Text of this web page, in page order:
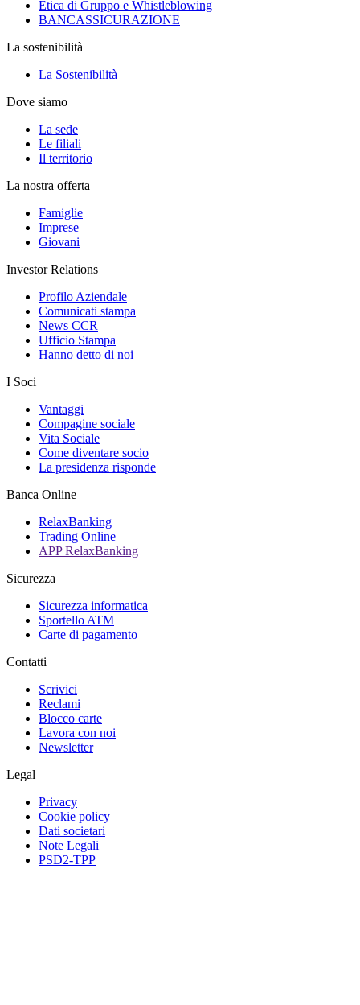
Etica di Gruppo e Whistleblowing
BANCASSICURAZIONE
La sostenibilità
La Sostenibilità
Dove siamo
La sede
Le filiali
Il territorio
La nostra offerta
Famiglie
Imprese
Giovani
Investor Relations
Profilo Aziendale
Comunicati stampa
News CCR
Ufficio Stampa
Hanno detto di noi
I Soci
Vantaggi
Compagine sociale
Vita Sociale
Come diventare socio
La presidenza risponde
Banca Online
RelaxBanking
Trading Online
APP RelaxBanking
Sicurezza
Sicurezza informatica
Sportello ATM
Carte di pagamento
Contatti
Scrivici
Reclami
Blocco carte
Lavora con noi
Newsletter
Legal
Privacy
Cookie policy
Dati societari
Note Legali
PSD2-TPP